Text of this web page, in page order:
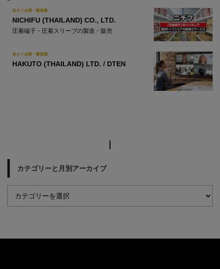
在タイ企業・製造業
NICHIFU (THAILAND) CO., LTD.
圧着端子・圧着スリーブの製造・販売
在タイ企業・製造業
HAKUTO (THAILAND) LTD. / DTEN
カテゴリーと月別アーカイブ